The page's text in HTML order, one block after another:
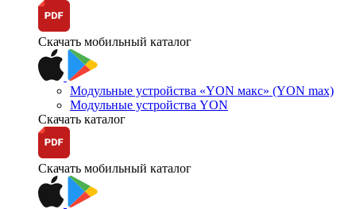
Скачать мобильный каталог
Модульные устройства «YON макс» (YON max)
Модульные устройства YON
Скачать каталог
Скачать мобильный каталог